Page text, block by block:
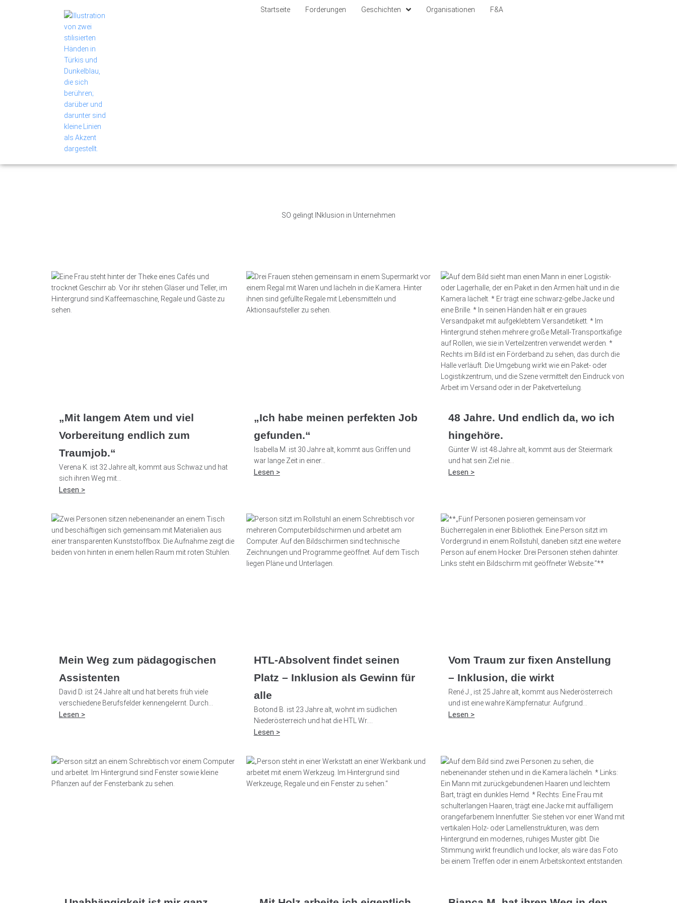
Startseite Forderungen Geschichten Organisationen F&A
SO gelingt INklusion in Unternehmen
„Mit langem Atem und viel
Vorbereitung endlich zum
Traumjob.“
Verena K. ist 32 Jahre alt, kommt aus Schwaz und hat
sich ihren Weg mit...
Lesen >
„Ich habe meinen perfekten Job
gefunden.“
Isabella M. ist 30 Jahre alt, kommt aus Griffen und
war lange Zeit in einer...
Lesen >
48 Jahre. Und endlich da, wo ich
hingehöre.
Günter W. ist 48 Jahre alt, kommt aus der Steiermark
und hat sein Ziel nie...
Lesen >
Mein Weg zum pädagogischen
Assistenten
David D. ist 24 Jahre alt und hat bereits früh viele
verschiedene Berufsfelder kennengelernt. Durch...
Lesen >
HTL-Absolvent findet seinen
Platz – Inklusion als Gewinn für
alle
Botond B. ist 23 Jahre alt, wohnt im südlichen
Niederösterreich und hat die HTL Wr....
Lesen >
Vom Traum zur fixen Anstellung
– Inklusion, die wirkt
René J., ist 25 Jahre alt, kommt aus Niederösterreich
und ist eine wahre Kämpfernatur. Aufgrund...
Lesen >